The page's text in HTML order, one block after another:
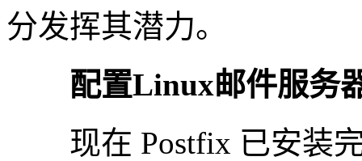
分发挥其潜力。
配置Linux邮件服务
现在 Postfix 已安装完